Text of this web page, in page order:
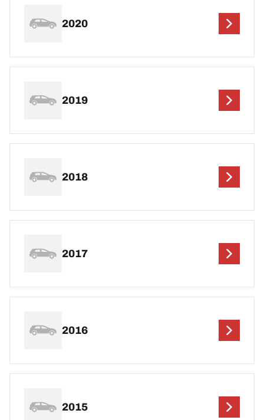
2020
2019
2018
2017
2016
2015